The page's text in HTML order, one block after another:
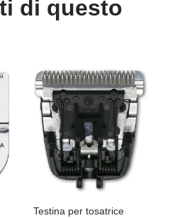
di questo
Testina per tosatrice